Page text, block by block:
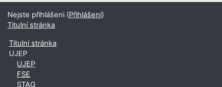
Nejste přihlášeni (Přihlášení)
Titulní stránka
Titulní stránka
UJEP
UJEP
FSE
STAG